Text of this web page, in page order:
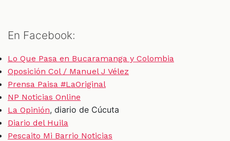
En Facebook:
Lo Que Pasa en Bucaramanga y Colombia
Oposición Col / Manuel J Vélez
Prensa Paisa #LaOriginal
NP Noticias Online
La Opinión, diario de Cúcuta
Diario del Huila
Pescaito Mi Barrio Noticias